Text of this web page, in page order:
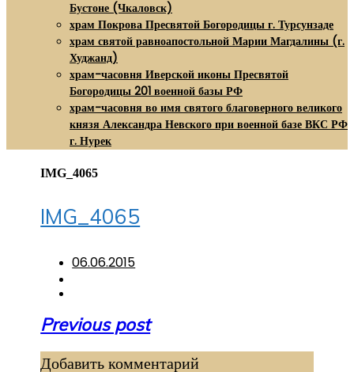
Бустоне (Чкаловск)
храм Покрова Пресвятой Богородицы г. Турсунзаде
храм святой равноапостольной Марии Магдалины (г.
Худжанд)
храм-часовня Иверской иконы Пресвятой
Богородицы 201 военной базы РФ
храм-часовня во имя святого благоверного великого
князя Александра Невского при военной базе ВКС РФ
г. Нурек
IMG_4065
IMG_4065
06.06.2015
Навигация
записям
Previous post
Добавить комментарий